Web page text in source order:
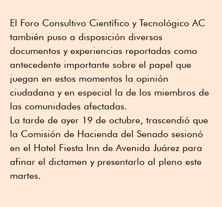
El Foro Consultivo Científico y Tecnológico AC
también puso a disposición diversos
documentos y experiencias reportadas como
antecedente importante sobre el papel que
juegan en estos momentos la opinión
ciudadana y en especial la de los miembros de
las comunidades afectadas.
La tarde de ayer 19 de octubre, trascendió que
la Comisión de Hacienda del Senado sesionó
en el Hotel Fiesta Inn de Avenida Juárez para
afinar el dictamen y presentarlo al pleno este
martes.